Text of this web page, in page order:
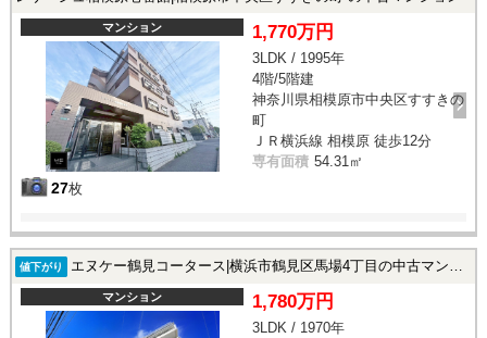
マンション
27枚
1,770万円
3LDK / 1995年
4階/5階建
神奈川県相模原市中央区すすきの
町
ＪＲ横浜線 相模原 徒歩12分
専有面積 54.31㎡
値下がり エヌケー鶴見コータース|横浜市鶴見区馬場4丁目の中古マンション
マンション 1,780万円
3LDK / 1970年